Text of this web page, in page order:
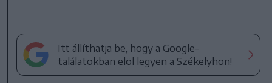
Itt állíthatja be, hogy a Google-
találatokban elöl legyen a Székelyhon!